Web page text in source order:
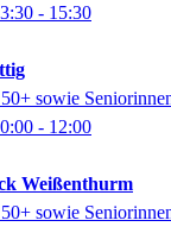
- 15:30
sowie
- 12:00
Weißenthurm
sowie